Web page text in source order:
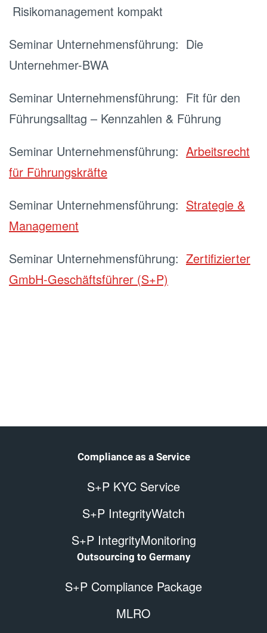
Risikomanagement kompakt
Seminar Unternehmensführung: Die
Unternehmer-BWA
Seminar Unternehmensführung: Fit für den
Führungsalltag – Kennzahlen & Führung
Seminar Unternehmensführung: Arbeitsrecht
für Führungskräfte
Seminar Unternehmensführung: Strategie &
Management
Seminar Unternehmensführung: Zertifizierter
GmbH-Geschäftsführer (S+P)
Compliance as a Service
S+P KYC Service
S+P IntegrityWatch
S+P IntegrityMonitoring
Outsourcing to Germany
S+P Compliance Package
MLRO